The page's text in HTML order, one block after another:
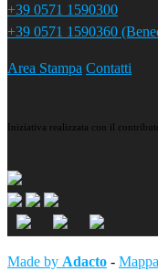
+39 0571 1590300
+39 0571 1590360
Area Stampa Contatti
Iniziativa realizzata con il
Made by Adacto -